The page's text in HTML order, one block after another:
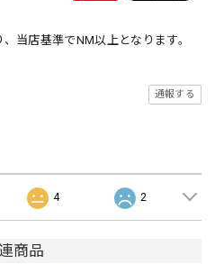
当店基準でNM以上となります。
通報する
4 2
商品